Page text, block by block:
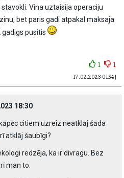
Vina uztaisija operaciju
bet paris gadi atpakal maksaja
gadigs pusitis
1 1
17.02.2023 01:54 |
18:30
citiem uzreiz neatklāj šāda
atklāj šaubīgi?
redzēja, ka ir divragu. Bez
man to.